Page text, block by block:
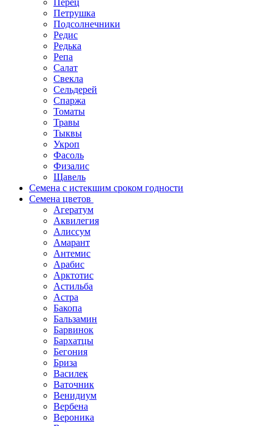
Перец
Петрушка
Подсолнечники
Редис
Редька
Репа
Салат
Свекла
Сельдерей
Спаржа
Томаты
Травы
Тыквы
Укроп
Фасоль
Физалис
Щавель
Семена с истекшим сроком годности
Семена цветов
Агератум
Аквилегия
Алиссум
Амарант
Антемис
Арабис
Арктотис
Астильба
Астра
Бакопа
Бальзамин
Барвинок
Бархатцы
Бегония
Бриза
Василек
Ваточник
Венидиум
Вербена
Вероника